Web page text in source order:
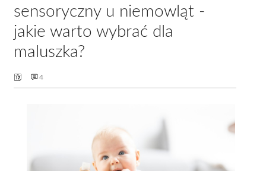
sensoryczny u niemowląt -
jakie warto wybrać dla
maluszka?
4